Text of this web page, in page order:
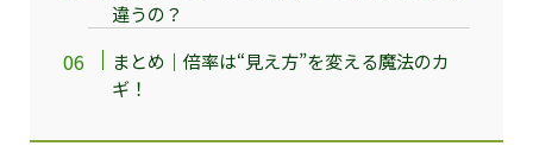
違うの？
まとめ｜倍率は“見え方”を変える魔法のカ
ギ！